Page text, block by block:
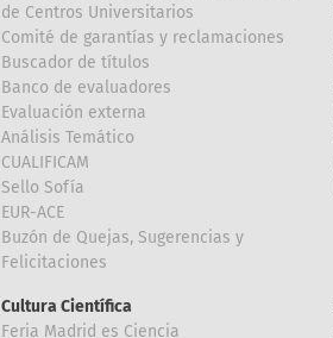
de Centros Universitarios
Comité de garantías y reclamaciones
Buscador de títulos
Banco de evaluadores
Evaluación externa
Análisis Temático
CUALIFICAM
Sello Sofía
EUR-ACE
Buzón de Quejas, Sugerencias y
Felicitaciones
Cultura Científica
Feria Madrid es Ciencia